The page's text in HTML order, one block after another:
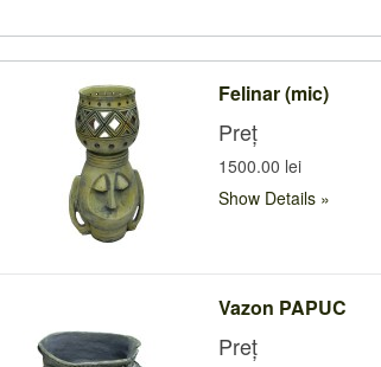
Felinar (mic)
Preț
1500.00 lei
Show Details
Vazon PAPUC
Preț